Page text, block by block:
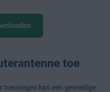
toe
toevoegen kan een geweldige